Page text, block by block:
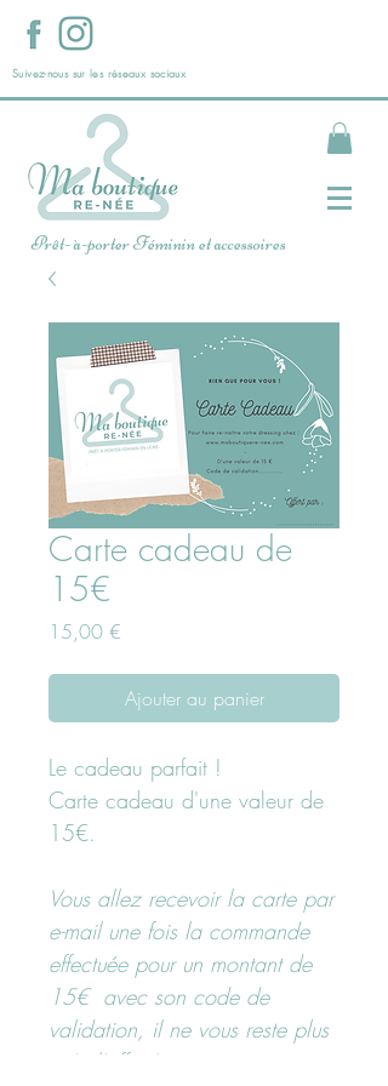
Suivez-nous sur les réseaux sociaux
Prêt- à-porter Féminin et accessoires
Carte cadeau de
15€
15,00 €
Ajouter au panier
Le cadeau parfait !
Carte cadeau d'une valeur de
15€.
Vous allez recevoir la carte par
e-mail une fois la commande
effectuée pour un montant de
15€ avec son code de
validation, il ne vous reste plus
qu'à l'offrir !